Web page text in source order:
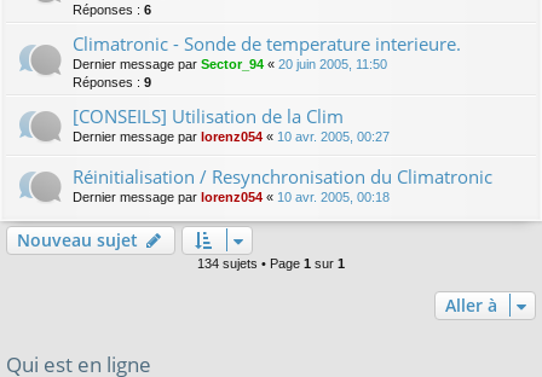
Réponses : 6
Climatronic - Sonde de temperature interieure.
Dernier message par Sector_94 « 20 juin 2005, 11:50
Réponses : 9
[CONSEILS] Utilisation de la Clim
Dernier message par lorenz054 « 10 avr. 2005, 00:27
Réinitialisation / Resynchronisation du Climatronic
Dernier message par lorenz054 « 10 avr. 2005, 00:18
Nouveau sujet
134 sujets • Page 1 sur 1
Aller à
Qui est en ligne